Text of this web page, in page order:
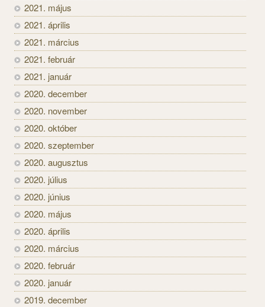
2021. május
2021. április
2021. március
2021. február
2021. január
2020. december
2020. november
2020. október
2020. szeptember
2020. augusztus
2020. július
2020. június
2020. május
2020. április
2020. március
2020. február
2020. január
2019. december